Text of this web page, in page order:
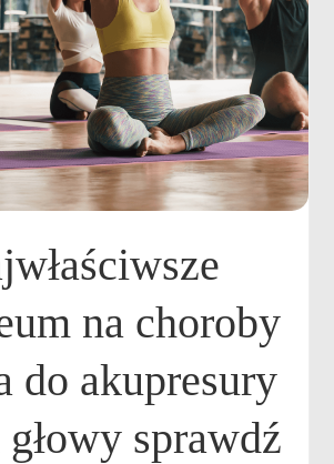
na choroby
do akupresury
sprawdź